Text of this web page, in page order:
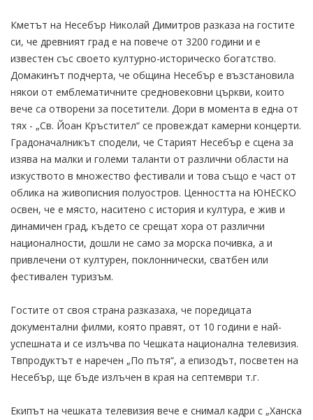
Кметът на Несебър Николай Димитров разказа на гостите
си, че древният град е на повече от 3200 години и е
известен със своето културно-историческо богатство.
Домакинът подчерта, че община Несебър е възстановила
някои от емблематичните средновековни църкви, които
вече са отворени за посетители. Дори в момента в една от
тях - „Св. Йоан Кръстител“ се провеждат камерни концерти.
Градоначалникът сподели, че Старият Несебър е сцена за
изява на малки и големи таланти от различни области на
изкуството в множество фестивали и това също е част от
облика на живописния полуостров. Ценността на ЮНЕСКО
освен, че е място, наситено с история и култура, е жив и
динамичен град, където се срещат хора от различни
националности, дошли не само за морска почивка, а и
привлечени от културен, поклоннически, сватбен или
фестивален туризъм.
Гостите от своя страна разказаха, че поредицата
документални филми, която правят, от 10 години е най-
успешната и се излъчва по Чешката национална телевизия.
Твпродуктът е наречен „По пътя“, а епизодът, посветен на
Несебър, ще бъде излъчен в края на септември т.г.
Екипът на чешката телевизия вече е снимал кадри с „Ханска